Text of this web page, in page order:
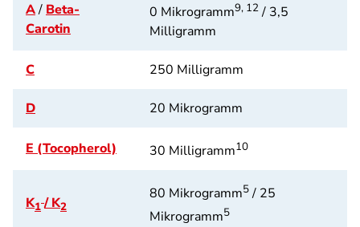
A/ Beta-
Carotin
0 Mikrogramm9, 12/ 3,5
Milligramm
C 250 Milligramm
D 20 Mikrogramm
E (Tocopherol) 30 Milligramm10
K1 / K2
80 Mikrogramm5/ 25
Mikrogramm5